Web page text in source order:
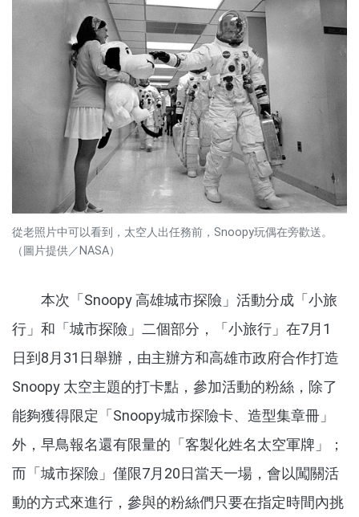
從老照片中可以看到，太空人出任務前，Snoopy玩偶在旁歡送。
（圖片提供／NASA）
本次「Snoopy 高雄城市探險」活動分成「小旅
行」和「城市探險」二個部分，「小旅行」在7月1
日到8月31日舉辦，由主辦方和高雄市政府合作打造
Snoopy 太空主題的打卡點，參加活動的粉絲，除了
能夠獲得限定「Snoopy城市探險卡、造型集章冊」
外，早鳥報名還有限量的「客製化姓名太空軍牌」；
而「城市探險」僅限7月20日當天一場，會以闖關活
動的方式來進行，參與的粉絲們只要在指定時間內挑